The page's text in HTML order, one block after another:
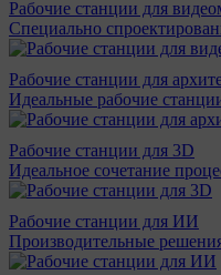
Рабочие станции для
Специально
Рабочие станции для
Идеальные рабочие
Рабочие станции для 3D
Идеальное сочетание
Рабочие станции для ИИ
Производительные